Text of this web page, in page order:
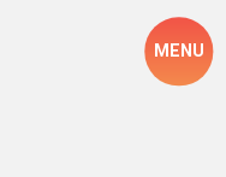
MENU